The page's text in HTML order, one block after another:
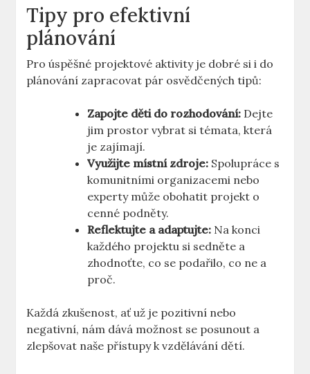
Tipy pro efektivní
plánování
Pro úspěšné projektové aktivity je dobré si i do
plánování zapracovat pár osvědčených tipů:
Zapojte děti do rozhodování: Dejte
jim prostor vybrat si témata, která
je zajímají.
Využijte místní zdroje: Spolupráce s
komunitními organizacemi nebo
experty může obohatit projekt o
cenné podněty.
Reflektujte a adaptujte: Na konci
každého projektu si sedněte a
zhodnoťte, co se podařilo, co ne a
proč.
Každá zkušenost, ať už je pozitivní nebo
negativní, nám dává možnost se posunout a
zlepšovat naše přístupy k vzdělávání dětí.